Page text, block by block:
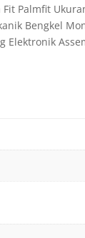
Palmfit
Bengkel
Elektronik